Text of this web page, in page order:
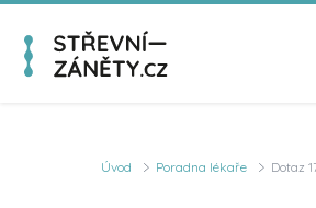
Úvod Poradna lékaře Dotaz